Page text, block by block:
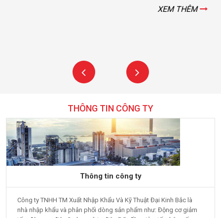
THÔNG TIN CÔNG TY
Thông tin công ty
Công ty TNHH TM Xuất Nhập Khẩu Và Kỹ Thuật Đại Kinh Bắc là